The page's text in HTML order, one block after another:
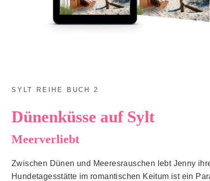
SYLT REIHE BUCH 2
Dünenküsse auf Sylt
Meerverliebt
Zwischen Dünen und Meeresrauschen lebt Jenny
Hundetagesstätte im romantischen Keitum ist ein